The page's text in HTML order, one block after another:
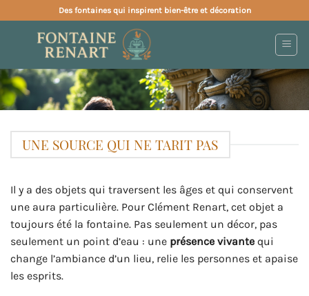
au
contenu
Des fontaines qui inspirent bien-être et décoration
UNE SOURCE QUI NE TARIT PAS
Il y a des objets qui traversent les âges et qui conservent
une aura particulière. Pour Clément Renart, cet objet a
toujours été la fontaine. Pas seulement un décor, pas
seulement un point d’eau : une présence vivante qui
change l’ambiance d’un lieu, relie les personnes et apaise
les esprits.